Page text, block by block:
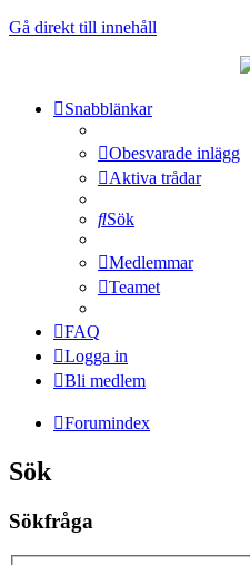
Gå direkt till innehåll
Snabblänkar
Obesvarade inlägg
Aktiva trådar
Sök
Medlemmar
Teamet
FAQ
Logga in
Bli medlem
Forumindex
Sök
Sökfråga